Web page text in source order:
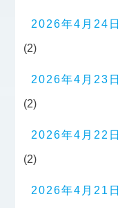
2026年4月24日
(2)
2026年4月23日
(2)
2026年4月22日
(2)
2026年4月21日